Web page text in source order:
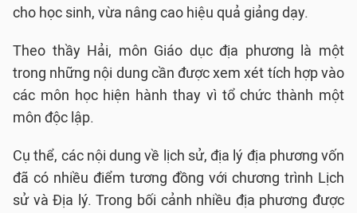
cho học sinh, vừa nâng cao hiệu quả giảng dạy.
Theo thầy Hải, môn Giáo dục địa phương là một
trong những nội dung cần được xem xét tích hợp vào
các môn học hiện hành thay vì tổ chức thành một
môn độc lập.
Cụ thể, các nội dung về lịch sử, địa lý địa phương vốn
đã có nhiều điểm tương đồng với chương trình Lịch
sử và Địa lý. Trong bối cảnh nhiều địa phương được